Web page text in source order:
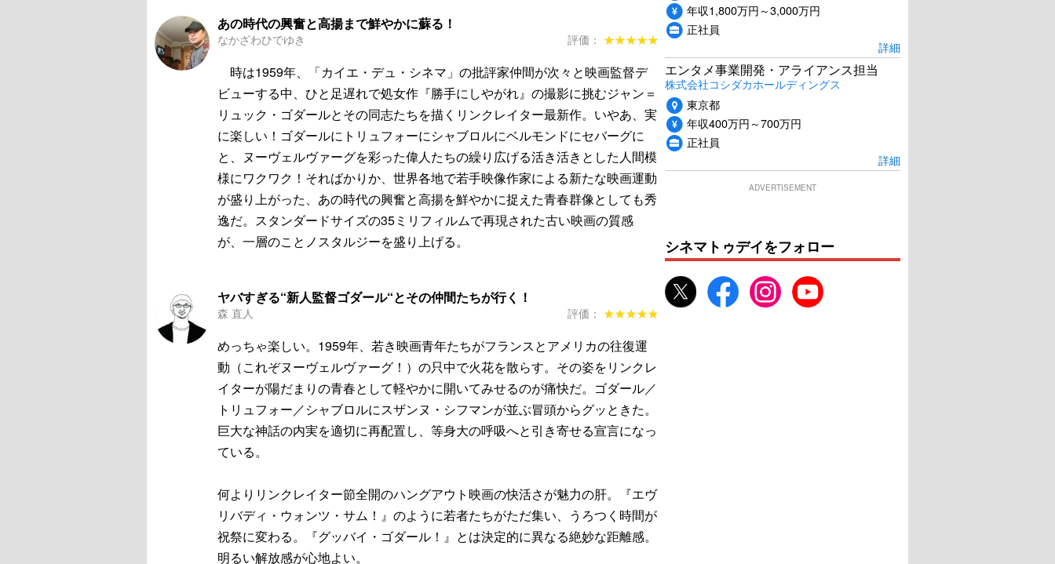
あの時代の興奮と高揚まで鮮やかに蘇る！
なかざわひでゆき 評価： ★★★★★
★★★★★
時は1959年、「カイエ・デュ・シネマ」の批評家仲間が次々と映画監督デ
ビューする中、ひと足遅れで処女作『勝手にしやがれ』の撮影に挑むジャン＝
リュック・ゴダールとその同志たちを描くリンクレイター最新作。いやあ、実
に楽しい！ゴダールにトリュフォーにシャブロルにベルモンドにセバーグに
と、ヌーヴェルヴァーグを彩った偉人たちの繰り広げる活き活きとした人間模
様にワクワク！そればかりか、世界各地で若手映像作家による新たな映画運動
が盛り上がった、あの時代の興奮と高揚を鮮やかに捉えた青春群像としても秀
逸だ。スタンダードサイズの35ミリフィルムで再現された古い映画の質感
が、一層のことノスタルジーを盛り上げる。
ヤバすぎる“新人監督ゴダール“とその仲間たちが行く！
森 直人 評価： ★★★★★
★★★★★
めっちゃ楽しい。1959年、若き映画青年たちがフランスとアメリカの往復運
動（これぞヌーヴェルヴァーグ！）の只中で火花を散らす。その姿をリンクレ
イターが陽だまりの青春として軽やかに開いてみせるのが痛快だ。ゴダール／
トリュフォー／シャブロルにスザンヌ・シフマンが並ぶ冒頭からグッときた。
巨大な神話の内実を適切に再配置し、等身大の呼吸へと引き寄せる宣言になっ
ている。
何よりリンクレイター節全開のハングアウト映画の快活さが魅力の肝。『エヴ
リバディ・ウォンツ・サム！』のように若者たちがただ集い、うろつく時間が
祝祭に変わる。『グッバイ・ゴダール！』とは決定的に異なる絶妙な距離感。
明るい解放感が心地よい。
年収1,800万円～3,000万円
正社員
詳細
エンタメ事業開発・アライアンス担当
株式会社コシダカホールディングス
東京都
年収400万円～700万円
正社員
詳細
ADVERTISEMENT
シネマトゥデイをフォロー